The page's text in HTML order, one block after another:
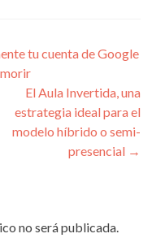
tu cuenta de Google
El Aula Invertida, una
estrategia ideal para el
modelo híbrido o semi-
presencial →
no será publicada.